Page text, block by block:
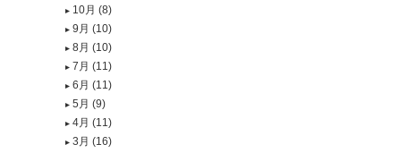
10月 (8)
9月 (10)
8月 (10)
7月 (11)
6月 (11)
5月 (9)
4月 (11)
3月 (16)